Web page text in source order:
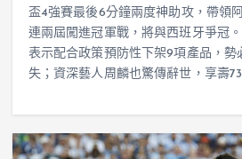
盃4強賽最後6分鐘兩度神助攻，帶領
連兩屆闖進冠軍戰，將與西班牙爭冠
表示配合政策預防性下架9項產品，勢
失；資深藝人周麟也驚傳辭世，享壽73